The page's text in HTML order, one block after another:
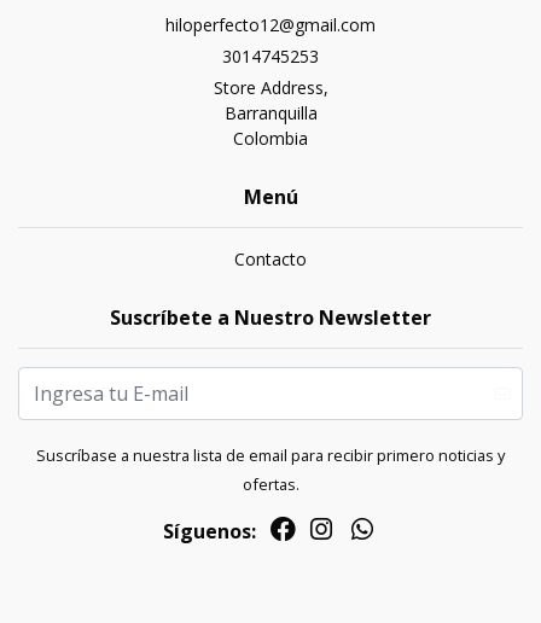
hiloperfecto12@gmail.com
3014745253
Store Address,
Barranquilla
Colombia
Menú
Contacto
Suscríbete a Nuestro Newsletter
Suscríbase a nuestra lista de email para recibir primero noticias y
ofertas.
Síguenos: